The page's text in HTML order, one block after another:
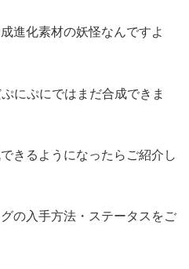
進化素材の妖怪なんですよ
にぷにではまだ合成できま
きるようになったらご紹介し
の入手方法・ステータスをご